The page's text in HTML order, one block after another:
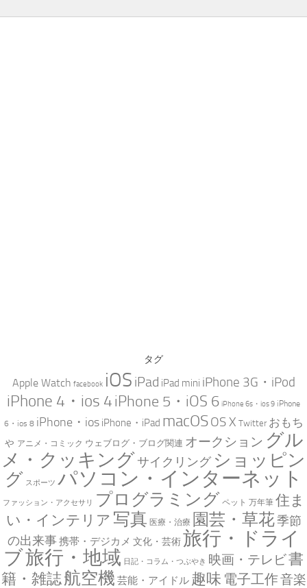
タグ
Apple Watch facebook iOS iPad iPad mini iPhone 3G・iPod
iPhone 4・ios 4iPhone 5・iOS 6 iPhone 6s・ios 9 iPhone
6・ios 8 iPhone・ios iPhone・iPad macOS OS X Twitter おもち
ゃ アニメ・コミック ウェブログ・ブログ関連 オークション グル
メ・クッキングサイクリング ショッピン
グ スポーツ パソコン・インターネット
ファッション・アクセサリ プログラミング ペット 万年筆 住ま
い・インテリア 写真 医療・治療 園芸・草花季節
の出来事携帯・デジカメ 文化・芸術 旅行・ドライ
ブ旅行・地域 日記・コラム・つぶやき 映画・テレビ書
籍・雑誌航空機 芸能・アイドル 趣味 電子工作音楽